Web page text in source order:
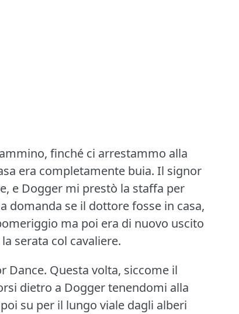
finché ci arrestammo alla
era completamente buia. Il signor
e Dogger mi prestò la staffa per
domanda se il dottore fosse in casa,
ma poi era di nuovo uscito
serata col cavaliere.
Dance. Questa volta, siccome il
dietro a Dogger tenendomi alla
su per il lungo viale dagli alberi